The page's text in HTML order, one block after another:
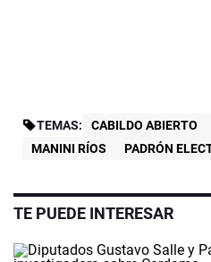
TEMAS: CABILDO ABIERTO
MANINI RÍOS
PADRÓN
TE PUEDE INTERESAR